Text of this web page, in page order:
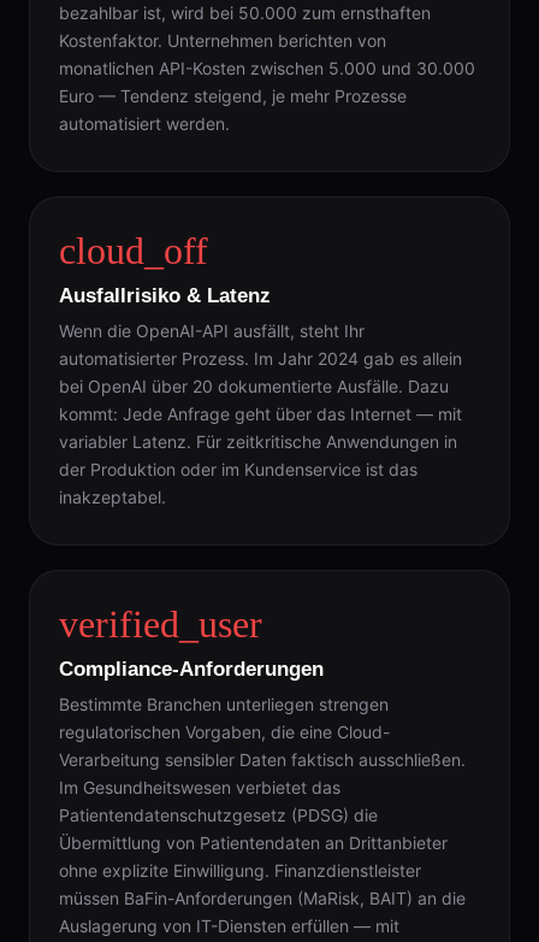
bezahlbar ist, wird bei 50.000 zum ernsthaften
Kostenfaktor. Unternehmen berichten von
monatlichen API-Kosten zwischen 5.000 und 30.000
Euro — Tendenz steigend, je mehr Prozesse
automatisiert werden.
cloud_off
Ausfallrisiko & Latenz
Wenn die OpenAI-API ausfällt, steht Ihr
automatisierter Prozess. Im Jahr 2024 gab es allein
bei OpenAI über 20 dokumentierte Ausfälle. Dazu
kommt: Jede Anfrage geht über das Internet — mit
variabler Latenz. Für zeitkritische Anwendungen in
der Produktion oder im Kundenservice ist das
inakzeptabel.
verified_user
Compliance-Anforderungen
Bestimmte Branchen unterliegen strengen
regulatorischen Vorgaben, die eine Cloud-
Verarbeitung sensibler Daten faktisch ausschließen.
Im Gesundheitswesen verbietet das
Patientendatenschutzgesetz (PDSG) die
Übermittlung von Patientendaten an Drittanbieter
ohne explizite Einwilligung. Finanzdienstleister
müssen BaFin-Anforderungen (MaRisk, BAIT) an die
Auslagerung von IT-Diensten erfüllen — mit